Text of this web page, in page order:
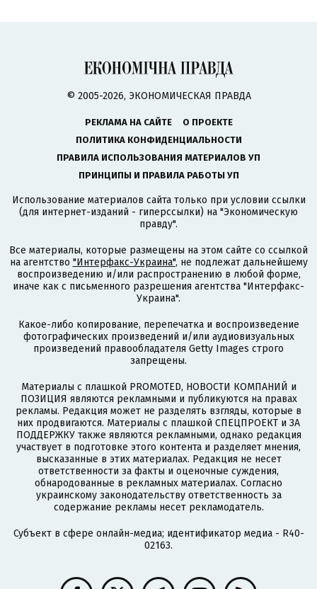
© 2005-2026, ЭКОНОМИЧЕСКАЯ ПРАВДА
РЕКЛАМА НА САЙТЕ
О ПРОЕКТЕ
ПОЛИТИКА КОНФИДЕНЦИАЛЬНОСТИ
ПРАВИЛА ИСПОЛЬЗОВАНИЯ МАТЕРИАЛОВ УП
ПРИНЦИПЫ И ПРАВИЛА РАБОТЫ УП
Использование материалов сайта только при условии ссылки
(для интернет-изданий - гиперссылки) на "Экономическую
правду".
Все материалы, которые размещены на этом сайте со ссылкой
на агентство "Интерфакс-Украина", не подлежат дальнейшему
воспроизведению и/или распространению в любой форме,
иначе как с письменного разрешения агентства "Интерфакс-
Украина".
Какое-либо копирование, перепечатка и воспроизведение
фотографических произведений и/или аудиовизуальных
произведений правообладателя Getty Images строго
запрещены.
Материалы с плашкой PROMOTED, НОВОСТИ КОМПАНИЙ и
ПОЗИЦИЯ являются рекламными и публикуются на правах
рекламы. Редакция может не разделять взгляды, которые в
них продвигаются. Материалы с плашкой СПЕЦПРОЕКТ и ЗА
ПОДДЕРЖКУ также являются рекламными, однако редакция
участвует в подготовке этого контента и разделяет мнения,
высказанные в этих материалах. Редакция не несет
ответственности за факты и оценочные суждения,
обнародованные в рекламных материалах. Согласно
украинскому законодательству ответственность за
содержание рекламы несет рекламодатель.
Субъект в сфере онлайн-медиа; идентификатор медиа - R40-
02163.